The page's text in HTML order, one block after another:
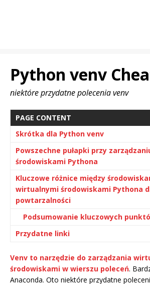
Python venv
niektóre przydatne polecenia venv
PAGE CONTENT
Skrótka dla Python venv
Powszechne pułapki przy
środowiskami Pythona
Kluczowe różnice między
wirtualnymi środowiskami Pythona
powtarzalności
Podsumowanie kluczowych
Przydatne linki
Venv to narzędzie do zarządzania
środowiskami w wierszu poleceń.
Anaconda. Oto niektóre przydatne